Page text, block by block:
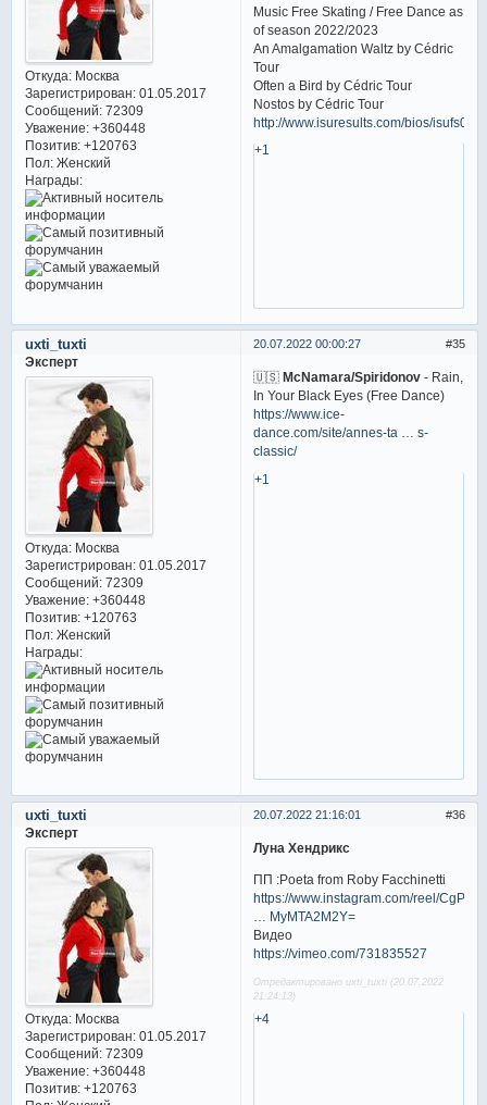
Откуда:Москва
Зарегистрирован: 01.05.2017
Сообщений:72309
Уважение: +360448
Позитив: +120763
Пол:Женский
Награды:
Music Free Skating / Free Dance as
of season 2022/2023
An Amalgamation Waltz by Cédric
Tour
Often a Bird by Cédric Tour
Nostos by Cédric Tour
http://www.isuresults.com/bios/
+1
35
20.07.2022 00:00:27
uxti_tuxti
Эксперт
Откуда:Москва
Зарегистрирован: 01.05.2017
Сообщений:72309
Уважение: +360448
Позитив: +120763
Пол:Женский
Награды:
🇺🇸 McNamara/Spiridonov - Rain,
In Your Black Eyes (Free Dance)
https://www.ice-
dance.com/site/annes-ta … s-
classic/
+1
36
20.07.2022 21:16:01
uxti_tuxti
Эксперт
Откуда:Москва
Зарегистрирован: 01.05.2017
Сообщений:72309
Уважение: +360448
Позитив: +120763
Луна Хендрикс
ПП :Poeta from Roby Facchinetti
https://www.instagram.com/reel/
… MyMTA2M2Y=
Видео
https://vimeo.com/731835527
Отредактировано uxti_tuxti (20.07.2022
21:24:13)
+4